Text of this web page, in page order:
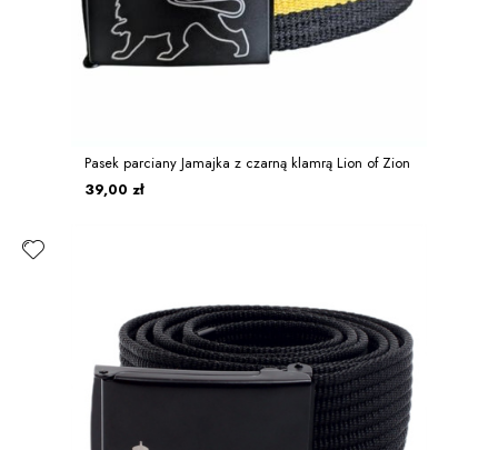
Pasek parciany Jamajka z czarną klamrą Lion of Zion
39,00 zł